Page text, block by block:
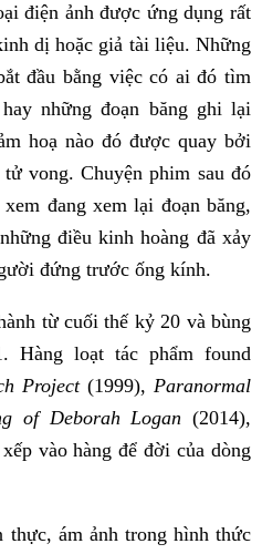
điện ảnh được ứng dụng rất
dị hoặc giả tài liệu. Những
đầu bằng việc có ai đó tìm
những đoạn băng ghi lại
hoạ nào đó được quay bởi
vong. Chuyện phim sau đó
đang xem lại đoạn băng,
điều kinh hoàng đã xảy
đứng trước ống kính.
từ cuối thế kỷ 20 và bùng
Hàng loạt tác phẩm found
Project(1999),Paranormal
of Deborah Logan (2014),
vào hàng để đời của dòng
ám ảnh trong hình thức